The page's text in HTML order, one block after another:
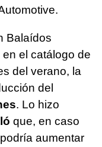
Balaídos
el catálogo de
del verano, la
del
. Lo hizo
que, en caso
aumentar